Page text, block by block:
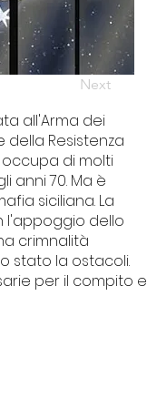
Next
all'Arma dei
Resistenza
di molti
anni 70. Ma è
siciliana. La
l'appoggio dello
crimnalità
stato la ostacoli.
per il compito e